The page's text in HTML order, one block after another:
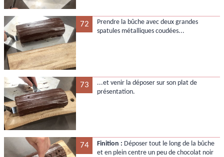
72
Prendre la bûche avec deux grandes
spatules métalliques coudées...
73
...et venir la déposer sur son plat de
présentation.
74 Finition : Déposer tout le long de la bûche
et en plein centre un peu de chocolat noir